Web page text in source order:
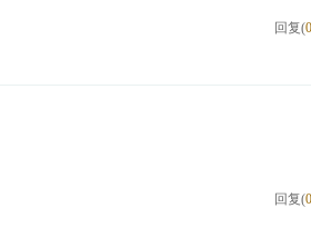
回复(0
回复(0